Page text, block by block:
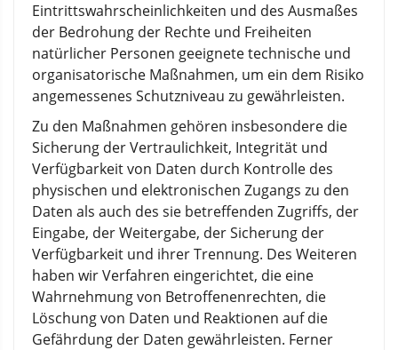
Eintrittswahrscheinlichkeiten und des Ausmaßes
der Bedrohung der Rechte und Freiheiten
natürlicher Personen geeignete technische und
organisatorische Maßnahmen, um ein dem Risiko
angemessenes Schutzniveau zu gewährleisten.
Zu den Maßnahmen gehören insbesondere die
Sicherung der Vertraulichkeit, Integrität und
Verfügbarkeit von Daten durch Kontrolle des
physischen und elektronischen Zugangs zu den
Daten als auch des sie betreffenden Zugriffs, der
Eingabe, der Weitergabe, der Sicherung der
Verfügbarkeit und ihrer Trennung. Des Weiteren
haben wir Verfahren eingerichtet, die eine
Wahrnehmung von Betroffenenrechten, die
Löschung von Daten und Reaktionen auf die
Gefährdung der Daten gewährleisten. Ferner